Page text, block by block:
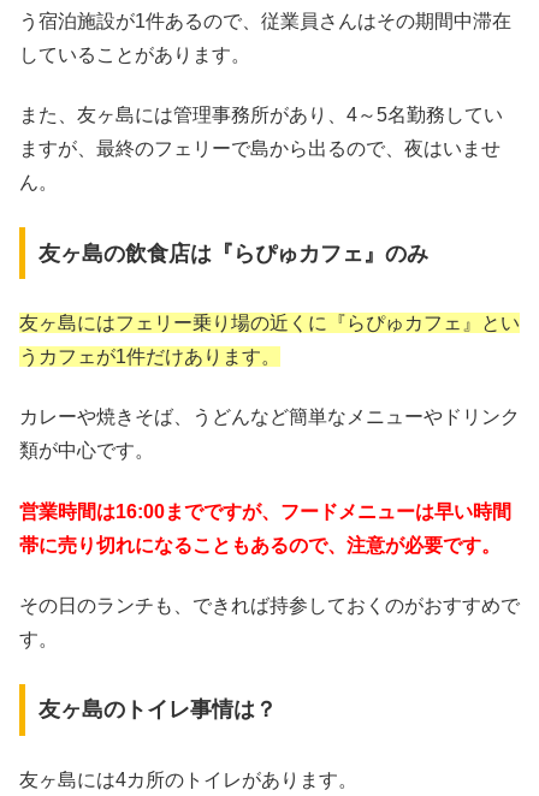
う宿泊施設が1件あるので、従業員さんはその期間中滞在
していることがあります。
また、友ヶ島には管理事務所があり、4～5名勤務してい
ますが、最終のフェリーで島から出るので、夜はいませ
ん。
友ヶ島の飲食店は『らぴゅカフェ』のみ
友ヶ島にはフェリー乗り場の近くに『らぴゅカフェ』とい
うカフェが1件だけあります。
カレーや焼きそば、うどんなど簡単なメニューやドリンク
類が中心です。
営業時間は16:00までですが、フードメニューは早い時間
帯に売り切れになることもあるので、注意が必要です。
その日のランチも、できれば持参しておくのがおすすめで
す。
友ヶ島のトイレ事情は？
友ヶ島には4カ所のトイレがあります。